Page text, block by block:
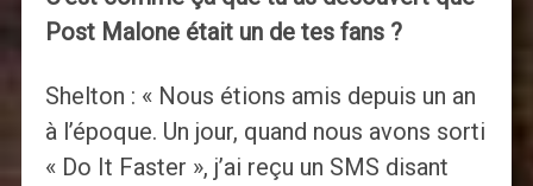
Post Malone était un de tes fans ?
Shelton : « Nous étions amis depuis un an
à l’époque. Un jour, quand nous avons sorti
« Do It Faster », j’ai reçu un SMS disant